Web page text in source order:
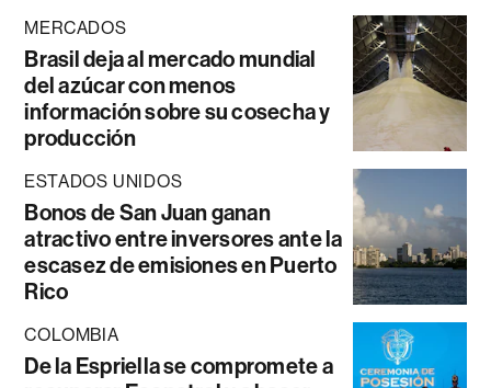
MERCADOS
Brasil deja al mercado mundial
del azúcar con menos
información sobre su cosecha y
producción
ESTADOS UNIDOS
Bonos de San Juan ganan
atractivo entre inversores ante la
escasez de emisiones en Puerto
Rico
COLOMBIA
De la Espriella se compromete a